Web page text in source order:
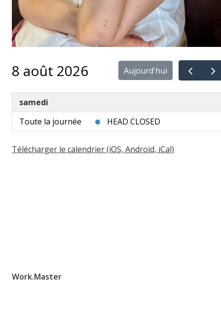
8 août 2026 Aujourd'hui
samedi
Toute la journée
HEAD CLOSED
Télécharger le calendrier (iOS, Android, iCal)
Work.Master